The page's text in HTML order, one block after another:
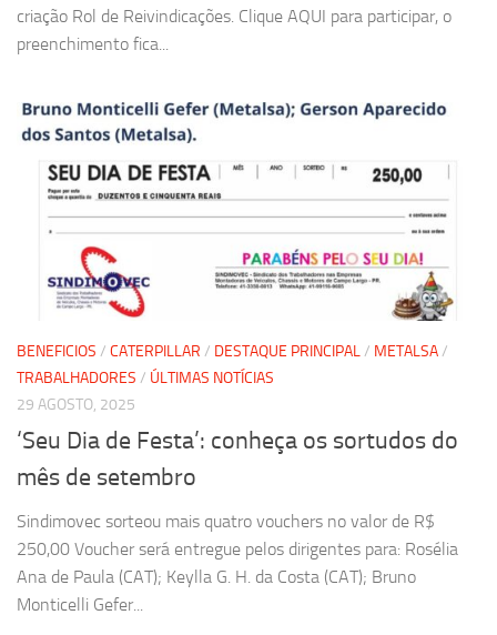
criação Rol de Reivindicações. Clique AQUI para participar, o
preenchimento fica...
BENEFICIOS / CATERPILLAR / DESTAQUE PRINCIPAL/ METALSA/
TRABALHADORES / ÚLTIMAS NOTÍCIAS
29 AGOSTO, 2025
‘Seu Dia de Festa’: conheça os sortudos do
mês de setembro
Sindimovec sorteou mais quatro vouchers no valor de R$
250,00 Voucher será entregue pelos dirigentes para: Rosélia
Ana de Paula (CAT); Keylla G. H. da Costa (CAT); Bruno
Monticelli Gefer...